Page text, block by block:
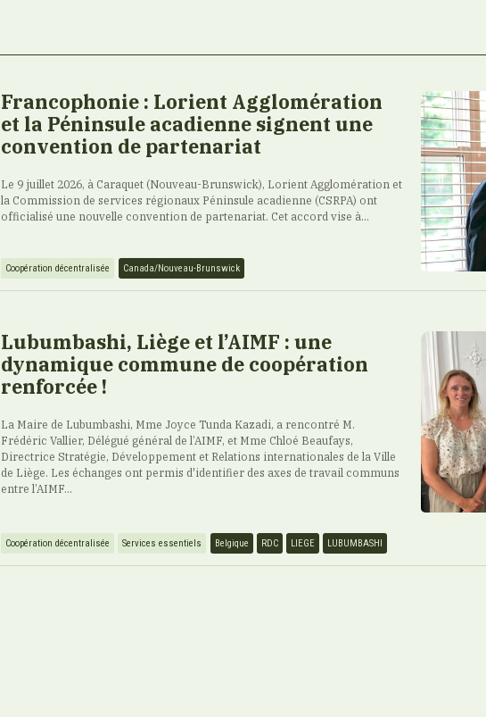
Francophonie : Lorient Agglomération
et la Péninsule acadienne signent une
convention de partenariat
Le 9 juillet 2026, à Caraquet (Nouveau-Brunswick), Lorient Agglomération et
la Commission de services régionaux Péninsule acadienne (CSRPA) ont
officialisé une nouvelle convention de partenariat. Cet accord vise à...
Coopération décentralisée Canada/Nouveau-Brunswick
Lubumbashi, Liège et l’AIMF : une
dynamique commune de coopération
renforcée !
La Maire de Lubumbashi, Mme Joyce Tunda Kazadi, a rencontré M.
Frédéric Vallier, Délégué général de l’AIMF, et Mme Chloé Beaufays,
Directrice Stratégie, Développement et Relations internationales de la Ville
de Liège. Les échanges ont permis d'identifier des axes de travail communs
entre l’AIMF...
Coopération décentralisée Services essentiels Belgique RDC LIEGE LUBUMBASHI